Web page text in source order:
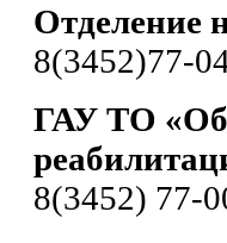
Отделение
8(3452)77-
ГАУ ТО
8(3452) 77-